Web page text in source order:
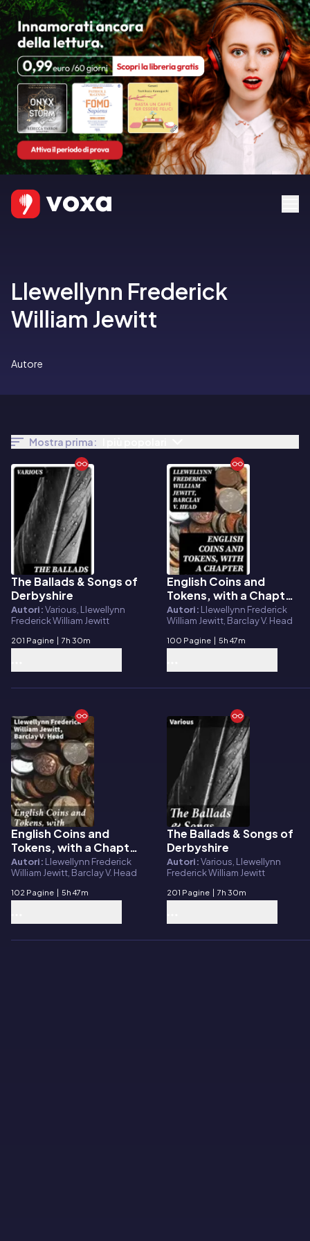
Llewellynn Frederick
William Jewitt
Autore
Mostra prima:
E-book
The Ballads & Songs of
Derbyshire
Autori:Various, Llewellynn
Frederick William Jewitt
201 Pagine | 7h 30m
E-book
English Coins and
Tokens, with a Chapter
on Greek and Roman
Coins
Autori: Llewellynn Frederick
William Jewitt, Barclay V. Head
100 Pagine | 5h 47m
E-book
English Coins and
Tokens, with a Chapter
on Greek and Roman
Coins
Autori: Llewellynn Frederick
William Jewitt, Barclay V. Head
102 Pagine | 5h 47m
E-book
The Ballads & Songs of
Derbyshire
Autori:Various, Llewellynn
Frederick William Jewitt
201 Pagine | 7h 30m